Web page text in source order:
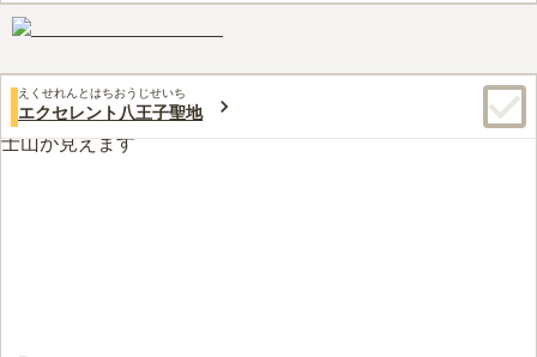
着いたエリア、完全バリアフリーで駐車場に隣接した便利な「15
丘」エリア、ガーデニングが美しい「庭園墓地」エリア、など多
種多様な墓地区画があります。
30代
スペースや食事が取れるスペースがある。
えくせれんとはちおうじせいち
エクセレント八王子聖地